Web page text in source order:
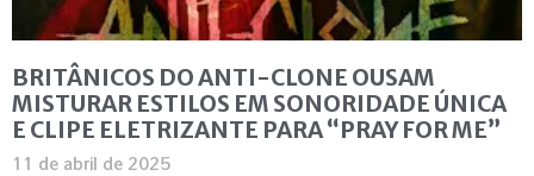
BRITÂNICOS DO ANTI-CLONE OUSAM
MISTURAR ESTILOS EM SONORIDADE ÚNICA
E CLIPE ELETRIZANTE PARA “PRAY FOR ME”
11 de abril de 2025